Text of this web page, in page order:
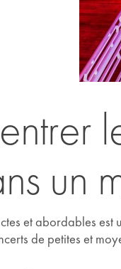
un
et abordables est
de petites et